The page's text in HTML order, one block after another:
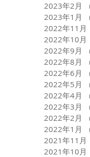
2023年2月
2023年1月
2022年11月
2022年10月
2022年9月
2022年8月
2022年6月
2022年5月
2022年4月
2022年3月
2022年2月
2022年1月
2021年11月
2021年10月